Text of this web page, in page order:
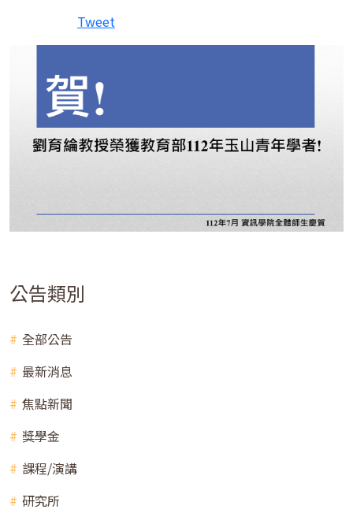
Tweet
公告類別
全部公告
最新消息
焦點新聞
獎學金
課程/演講
研究所